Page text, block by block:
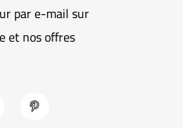
par e-mail sur
et nos offres